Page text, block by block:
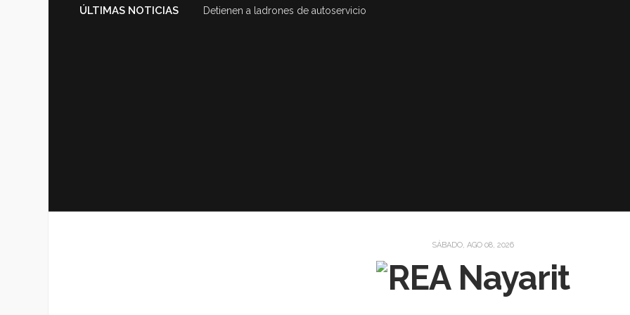
ÚLTIMAS NOTICIAS Detienen a ladrones de autoservicio
SÁBADO, AGO 08, 2026